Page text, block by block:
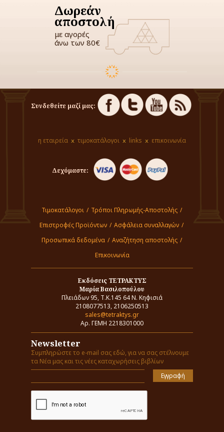
Δωρεάν
αποστολή
με αγορές
άνω των 80€
Συνδεθείτε μαζί μας:
η εταιρεία τιμοκατάλογοι links επικοινωνία
Δεχόμαστε:
Τιμοκατάλογοι / Τρόποι Πληρωμής-Αποστολής /
Επιστροφές Προϊόντων / Ασφάλεια συναλλαγών /
Προσωπικά δεδομένα / Αναζήτηση αποστολής /
Επικοινωνία
Εκδόσεις ΤΕΤΡΑΚΤΥΣ
Μαρία Βασιλοπούλου
Πλειάδων 95, Τ.Κ.145 64 Ν. Κηφισιά
2108077513, 2106250513
sales@tetraktys.gr
Αρ. ΓΕΜΗ 2218301000
Newsletter
Συμπληρώστε το e-mail σας εδώ, για να σας στέλνουμε
τα Νέα μας και τις νέες καταχωρήσεις βιβλίων